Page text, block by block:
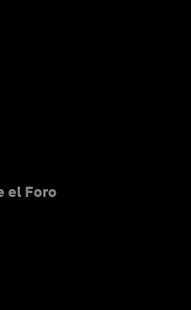
el Foro